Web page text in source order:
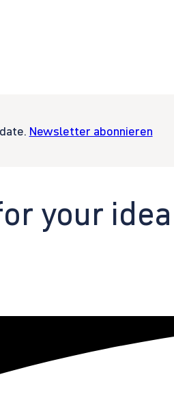
Newsletter abonnieren
your